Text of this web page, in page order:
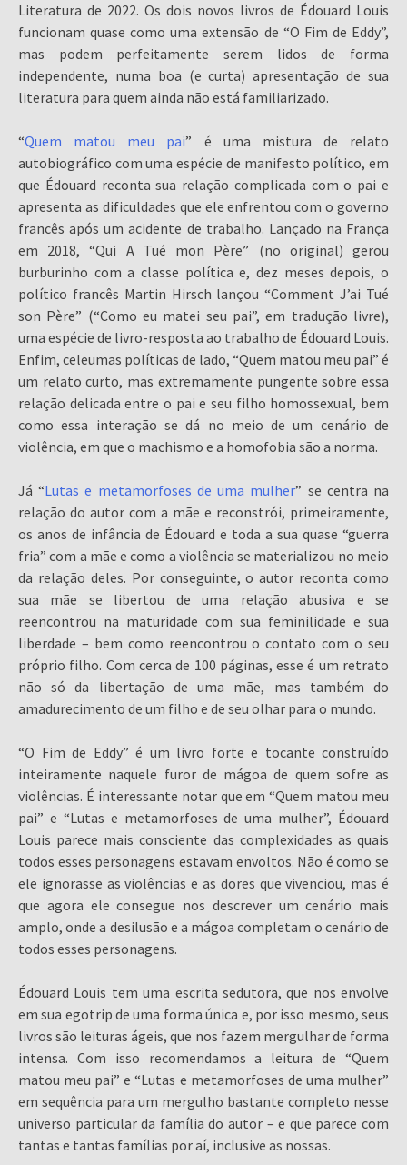
Literatura de 2022. Os dois novos livros de Édouard Louis
funcionam quase como uma extensão de “O Fim de Eddy”,
mas podem perfeitamente serem lidos de forma
independente, numa boa (e curta) apresentação de sua
literatura para quem ainda não está familiarizado.
“Quem matou meu pai” é uma mistura de relato
autobiográfico com uma espécie de manifesto político, em
que Édouard reconta sua relação complicada com o pai e
apresenta as dificuldades que ele enfrentou com o governo
francês após um acidente de trabalho. Lançado na França
em 2018, “Qui A Tué mon Père” (no original) gerou
burburinho com a classe política e, dez meses depois, o
político francês Martin Hirsch lançou “Comment J’ai Tué
son Père” (“Como eu matei seu pai”, em tradução livre),
uma espécie de livro-resposta ao trabalho de Édouard Louis.
Enfim, celeumas políticas de lado, “Quem matou meu pai” é
um relato curto, mas extremamente pungente sobre essa
relação delicada entre o pai e seu filho homossexual, bem
como essa interação se dá no meio de um cenário de
violência, em que o machismo e a homofobia são a norma.
Já “Lutas e metamorfoses de uma mulher” se centra na
relação do autor com a mãe e reconstrói, primeiramente,
os anos de infância de Édouard e toda a sua quase “guerra
fria” com a mãe e como a violência se materializou no meio
da relação deles. Por conseguinte, o autor reconta como
sua mãe se libertou de uma relação abusiva e se
reencontrou na maturidade com sua feminilidade e sua
liberdade – bem como reencontrou o contato com o seu
próprio filho. Com cerca de 100 páginas, esse é um retrato
não só da libertação de uma mãe, mas também do
amadurecimento de um filho e de seu olhar para o mundo.
“O Fim de Eddy” é um livro forte e tocante construído
inteiramente naquele furor de mágoa de quem sofre as
violências. É interessante notar que em “Quem matou meu
pai” e “Lutas e metamorfoses de uma mulher”, Édouard
Louis parece mais consciente das complexidades as quais
todos esses personagens estavam envoltos. Não é como se
ele ignorasse as violências e as dores que vivenciou, mas é
que agora ele consegue nos descrever um cenário mais
amplo, onde a desilusão e a mágoa completam o cenário de
todos esses personagens.
Édouard Louis tem uma escrita sedutora, que nos envolve
em sua egotrip de uma forma única e, por isso mesmo, seus
livros são leituras ágeis, que nos fazem mergulhar de forma
intensa. Com isso recomendamos a leitura de “Quem
matou meu pai” e “Lutas e metamorfoses de uma mulher”
em sequência para um mergulho bastante completo nesse
universo particular da família do autor – e que parece com
tantas e tantas famílias por aí, inclusive as nossas.